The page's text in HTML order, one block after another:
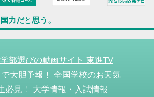
力だと思う。
部選びの動画サイト 東進TV
大胆予報！ 全国学校のお天気
必見！ 大学情報・入試情報